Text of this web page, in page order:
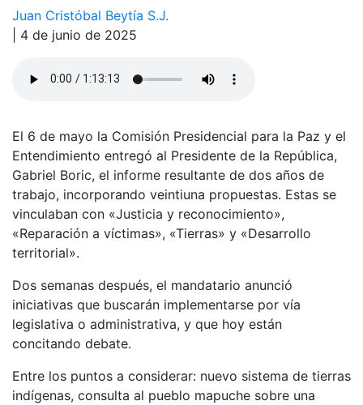
Juan Cristóbal Beytía S.J.
| 4 de junio de 2025
El 6 de mayo la Comisión Presidencial para la Paz y el
Entendimiento entregó al Presidente de la República,
Gabriel Boric, el informe resultante de dos años de
trabajo, incorporando veintiuna propuestas. Estas se
vinculaban con «Justicia y reconocimiento»,
«Reparación a víctimas», «Tierras» y «Desarrollo
territorial».
Dos semanas después, el mandatario anunció
iniciativas que buscarán implementarse por vía
legislativa o administrativa, y que hoy están
concitando debate.
Entre los puntos a considerar: nuevo sistema de tierras
indígenas, consulta al pueblo mapuche sobre una